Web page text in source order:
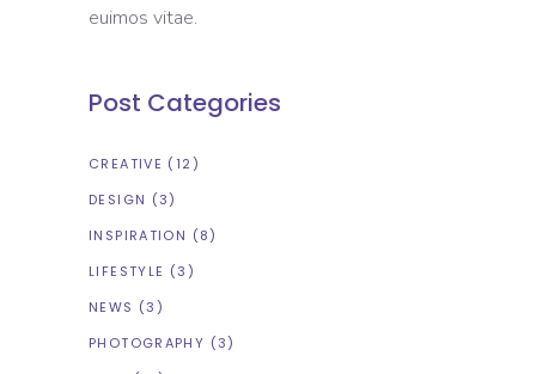
euimos vitae.
Post Categories
CREATIVE (12)
DESIGN (3)
INSPIRATION (8)
LIFESTYLE (3)
NEWS (3)
PHOTOGRAPHY (3)